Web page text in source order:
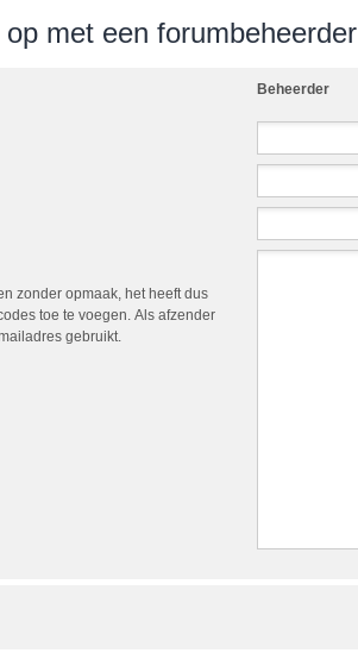
met een forumbeheerder
Beheerder
zonder opmaak, het heeft dus
toe te voegen. Als afzender
gebruikt.